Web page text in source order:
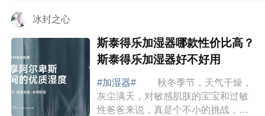
冰封之心
斯泰得乐加湿器哪款性价比高？
斯泰得乐加湿器好不好用
#加湿器#
秋冬季节，天气干燥，
灰尘满天，对敏感肌肤的宝宝和过敏
性爸爸来说，真是个不小的挑战，还